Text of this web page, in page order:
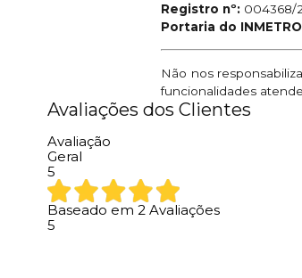
Registro nº: 004368/
Portaria do
Não nos
funcionalidades
Avaliações dos Clientes
Avaliação
Geral
5
Baseado em 2 Avaliações
5